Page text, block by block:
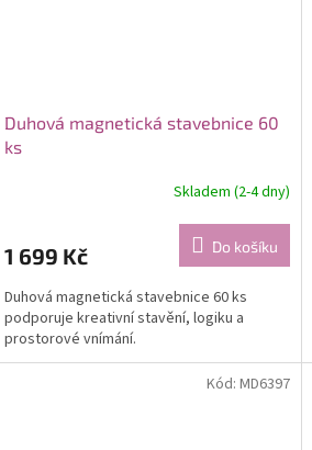
Duhová magnetická stavebnice 60
ks
Skladem (2-4 dny)
1 699 Kč Do košíku
Duhová magnetická stavebnice 60 ks
podporuje kreativní stavění, logiku a
prostorové vnímání.
Kód: MD6397